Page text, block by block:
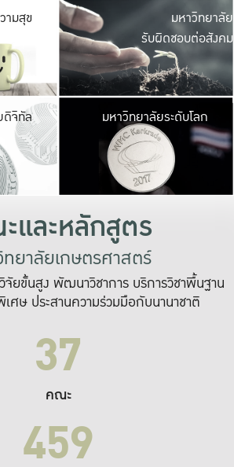
ามสุข มหาวิ
ค
เปิดประ
และพบเรื่องราวใ
มหาวิทยาลัย
รับผิดชอบต่อสังคม
ดิจิทัล มหาวิ
เปลี่ยนแปลง แล
เพื่อทำง
ระบบสารสนเทศ
มหาวิทยาลัยระดับโลก
และหลักสูตร
ยาลัยเกษตรศาสตร์
ยขั้นสูง พัฒนาวิชาการ บริการวิชาพื้นฐาน
เศษ ประสานความร่วมมือกับนานาชาติ
37
คณะ
459